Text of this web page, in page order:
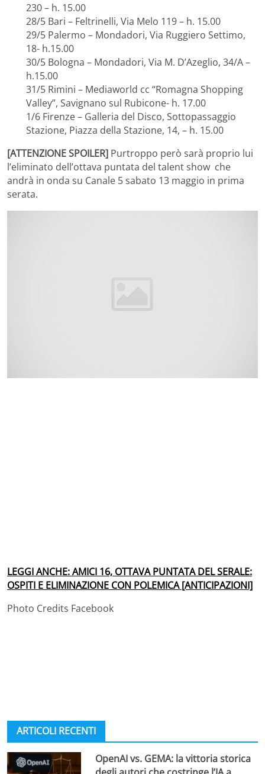
230 – h. 15.00
28/5 Bari – Feltrinelli, Via Melo 119 – h. 15.00
29/5 Palermo – Mondadori, Via Ruggiero Settimo,
18- h.15.00
30/5 Bologna – Mondadori, Via M. D’Azeglio, 34/A –
h.15.00
31/5 Rimini – Mediaworld cc “Romagna Shopping
Valley”, Savignano sul Rubicone- h. 17.00
1/6 Firenze – Galleria del Disco, Sottopassaggio
Stazione, Piazza della Stazione, 14, – h. 15.00
[ATTENZIONE SPOILER] Purtroppo però sarà proprio lui
l’eliminato dell’ottava puntata del talent show che
andrà in onda su Canale 5 sabato 13 maggio in prima
serata.
LEGGI ANCHE: AMICI 16, OTTAVA PUNTATA DEL SERALE:
OSPITI E ELIMINAZIONE CON POLEMICA [ANTICIPAZIONI]
Photo Credits Facebook
ARTICOLI RECENTI
OpenAI vs. GEMA: la vittoria storica